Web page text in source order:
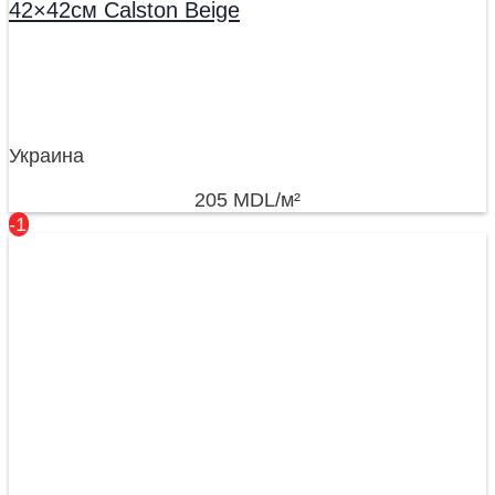
42×42см Calston Beige
Украина
205 MDL/м²
-17%